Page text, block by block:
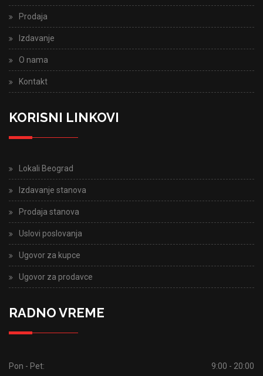
Prodaja
Izdavanje
O nama
Kontakt
KORISNI LINKOVI
Lokali Beograd
Izdavanje stanova
Prodaja stanova
Uslovi poslovanja
Ugovor za kupce
Ugovor za prodavce
RADNO VREME
Pon - Pet: 9:00 - 20:00